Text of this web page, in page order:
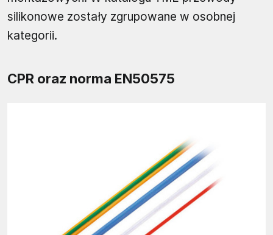
silikonowe zostały zgrupowane w osobnej
kategorii.
CPR oraz norma EN50575